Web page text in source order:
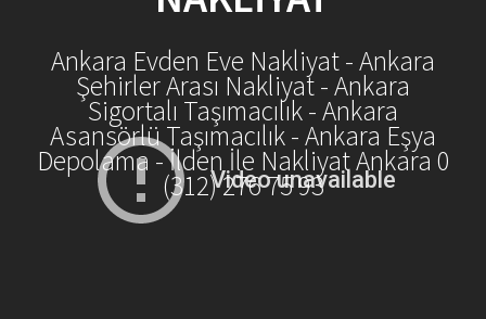
Ankara Evden Eve Nakliyat - Ankara
Şehirler Arası Nakliyat - Ankara
Sigortalı Taşımacılık - Ankara
Asansörlü Taşımacılık - Ankara Eşya
Depolama - İlden İle Nakliyat Ankara 0
(312) 276 75 93